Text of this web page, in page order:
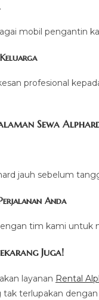
mobil pengantin
profesional
Sewa
jauh sebelum
Anda
tim kami
Juga!
layanan Rental
tak terlupakan